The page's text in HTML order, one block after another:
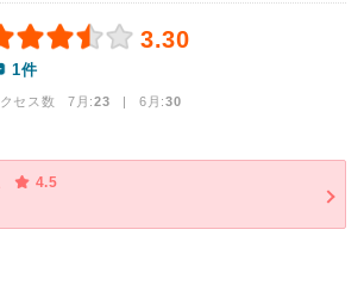
3.30
1件
セス数 7月:23 | 6月:30
4.5